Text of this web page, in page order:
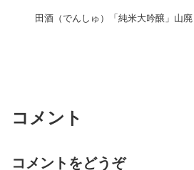
田酒（でんしゅ）「純米大吟醸」山廃
コメント
コメントをどうぞ